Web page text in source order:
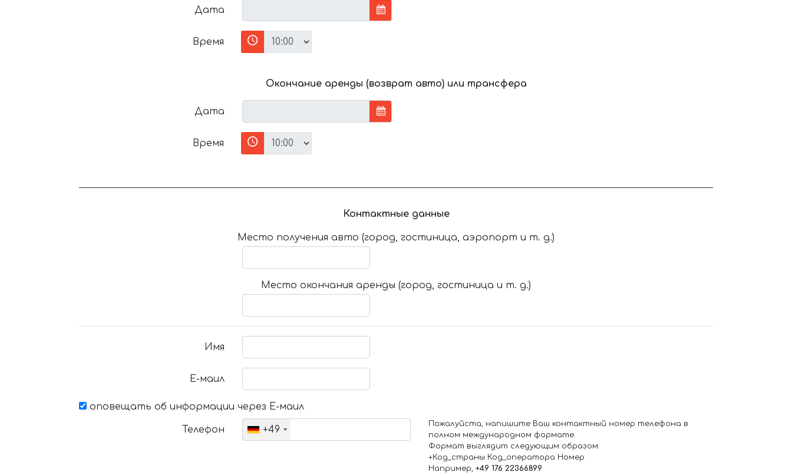
Дата
Время
Окончание аренды (возврат авто) или трансфера
Дата
Время
Контактные данные
Место получения авто (город, гостиница, аэропорт и т. д.)
Место окончания аренды (город, гостиница и т. д.)
Имя
Е-маил
оповещать об информации через Е-маил
Телефон +49
Пожалуйста, напишите Ваш контактный номер телефона в
полном международном формате.
Формат выглядит следующим образом:
+Код_страны Код_оператора Номер
Например, +49 176 22366899